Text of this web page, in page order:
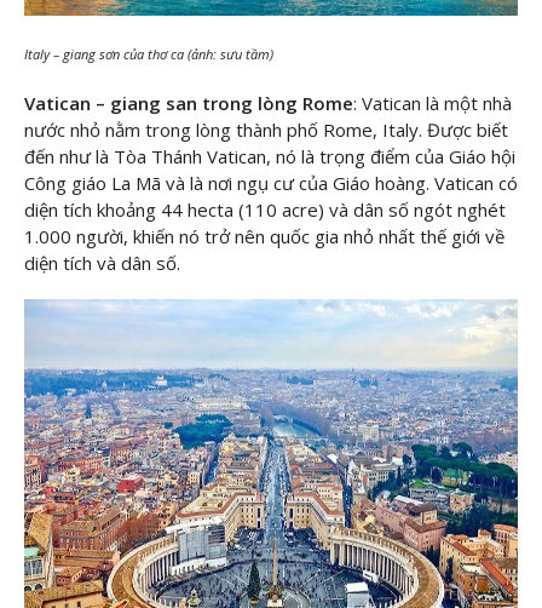
Italy – giang sơn của thơ ca (ảnh: sưu tầm)
Vatican – giang san trong lòng Rome: Vatican là một nhà
nước nhỏ nằm trong lòng thành phố Rome, Italy. Được biết
đến như là Tòa Thánh Vatican, nó là trọng điểm của Giáo hội
Công giáo La Mã và là nơi ngụ cư của Giáo hoàng. Vatican có
diện tích khoảng 44 hecta (110 acre) và dân số ngót nghét
1.000 người, khiến nó trở nên quốc gia nhỏ nhất thế giới về
diện tích và dân số.